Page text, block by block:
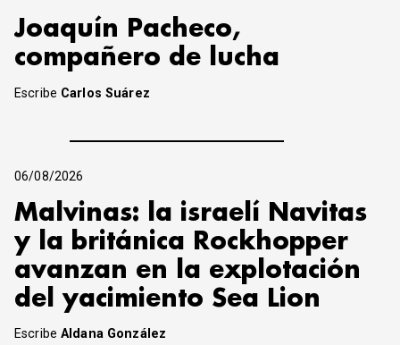
Joaquín Pacheco,
compañero de lucha
Escribe Carlos Suárez
06/08/2026
Malvinas: la israelí Navitas
y la británica Rockhopper
avanzan en la explotación
del yacimiento Sea Lion
EscribeAldana González